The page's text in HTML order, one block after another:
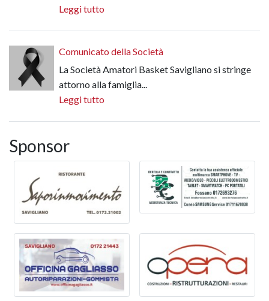
Leggi tutto
Comunicato della Società
La Società Amatori Basket Savigliano si stringe
attorno alla famiglia...
Leggi tutto
Sponsor